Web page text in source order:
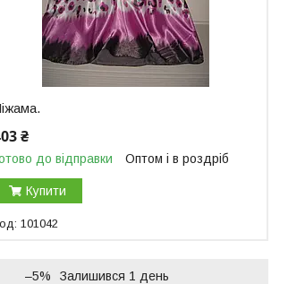
₴
до відправки Оптом і в роздріб
Купити
101042
–5% Залишився 1 день